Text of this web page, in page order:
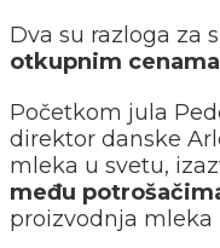
Dva su razloga za
otkupnim
Početkom jula
direktor danske
mleka u svetu,
među
proizvodnja mleka